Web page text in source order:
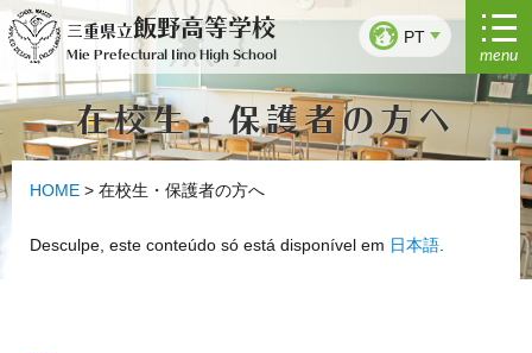
Saltar
para
conteúdo
三重県立飯野高等学校
Mie Prefectural Iino High School
PT
menu
在校生・保護者の方へ
HOME > 在校生・保護者の方へ
Desculpe, este conteúdo só está disponível em 日本語